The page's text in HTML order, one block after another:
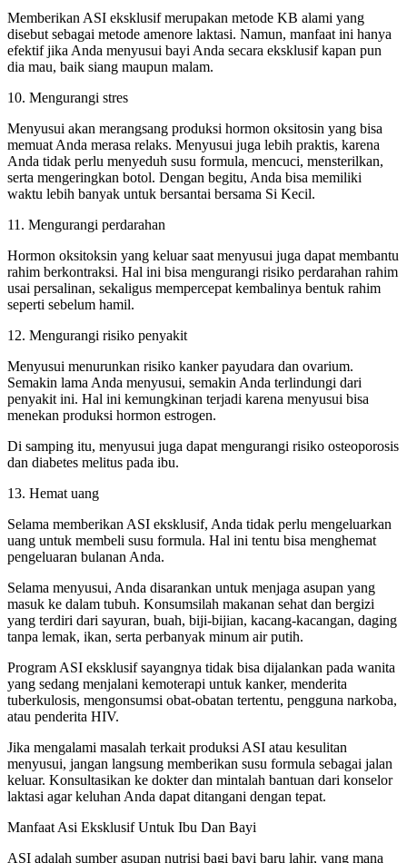
Memberikan ASI eksklusif merupakan metode KB alami yang
disebut sebagai metode amenore laktasi. Namun, manfaat ini hanya
efektif jika Anda menyusui bayi Anda secara eksklusif kapan pun
dia mau, baik siang maupun malam.
10. Mengurangi stres
Menyusui akan merangsang produksi hormon oksitosin yang bisa
memuat Anda merasa relaks. Menyusui juga lebih praktis, karena
Anda tidak perlu menyeduh susu formula, mencuci, mensterilkan,
serta mengeringkan botol. Dengan begitu, Anda bisa memiliki
waktu lebih banyak untuk bersantai bersama Si Kecil.
11. Mengurangi perdarahan
Hormon oksitoksin yang keluar saat menyusui juga dapat membantu
rahim berkontraksi. Hal ini bisa mengurangi risiko perdarahan rahim
usai persalinan, sekaligus mempercepat kembalinya bentuk rahim
seperti sebelum hamil.
12. Mengurangi risiko penyakit
Menyusui menurunkan risiko kanker payudara dan ovarium.
Semakin lama Anda menyusui, semakin Anda terlindungi dari
penyakit ini. Hal ini kemungkinan terjadi karena menyusui bisa
menekan produksi hormon estrogen.
Di samping itu, menyusui juga dapat mengurangi risiko osteoporosis
dan diabetes melitus pada ibu.
13. Hemat uang
Selama memberikan ASI eksklusif, Anda tidak perlu mengeluarkan
uang untuk membeli susu formula. Hal ini tentu bisa menghemat
pengeluaran bulanan Anda.
Selama menyusui, Anda disarankan untuk menjaga asupan yang
masuk ke dalam tubuh. Konsumsilah makanan sehat dan bergizi
yang terdiri dari sayuran, buah, biji-bijian, kacang-kacangan, daging
tanpa lemak, ikan, serta perbanyak minum air putih.
Program ASI eksklusif sayangnya tidak bisa dijalankan pada wanita
yang sedang menjalani kemoterapi untuk kanker, menderita
tuberkulosis, mengonsumsi obat-obatan tertentu, pengguna narkoba,
atau penderita HIV.
Jika mengalami masalah terkait produksi ASI atau kesulitan
menyusui, jangan langsung memberikan susu formula sebagai jalan
keluar. Konsultasikan ke dokter dan mintalah bantuan dari konselor
laktasi agar keluhan Anda dapat ditangani dengan tepat.
Manfaat Asi Eksklusif Untuk Ibu Dan Bayi
ASI adalah sumber asupan nutrisi bagi bayi baru lahir, yang mana